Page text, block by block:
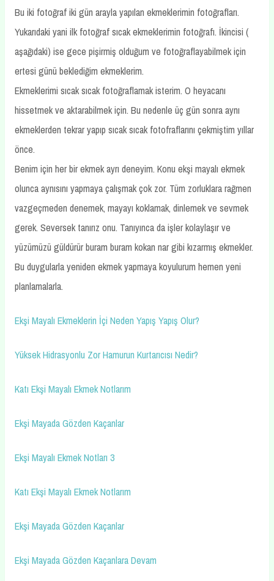
Bu iki fotoğraf iki gün arayla yapılan ekmeklerimin fotoğrafları.
Yukarıdaki yani ilk fotoğraf sıcak ekmeklerimin fotoğrafı. İkincisi (
aşağıdaki) ise gece pişirmiş olduğum ve fotoğraflayabilmek için
ertesi günü beklediğim ekmeklerim.
Ekmeklerimi sıcak sıcak fotoğraflamak isterim. O heyacanı
hissetmek ve aktarabilmek için. Bu nedenle üç gün sonra aynı
ekmeklerden tekrar yapıp sıcak sıcak fotofraflarını çekmiştim yıllar
önce.
Benim için her bir ekmek ayrı deneyim. Konu ekşi mayalı ekmek
olunca aynısını yapmaya çalışmak çok zor. Tüm zorluklara rağmen
vazgeçmeden denemek, mayayı koklamak, dinlemek ve sevmek
gerek. Seversek tanırız onu. Tanıyınca da işler kolaylaşır ve
yüzümüzü güldürür buram buram kokan nar gibi kızarmış ekmekler.
Bu duygularla yeniden ekmek yapmaya koyulurum hemen yeni
planlamalarla.
Ekşi Mayalı Ekmeklerin İçi Neden Yapış Yapış Olur?
Yüksek Hidrasyonlu Zor Hamurun Kurtarıcısı Nedir?
Katı Ekşi Mayalı Ekmek Notlarım
Ekşi Mayada Gözden Kaçanlar
Ekşi Mayalı Ekmek Notları 3
Katı Ekşi Mayalı Ekmek Notlarım
Ekşi Mayada Gözden Kaçanlar
Ekşi Mayada Gözden Kaçanlara Devam